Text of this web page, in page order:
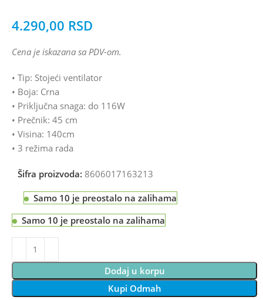
4.290,00 RSD
Cena je iskazana sa PDV-om.
• Tip: Stojeći ventilator
• Boja: Crna
• Priključna snaga: do 116W
• Prečnik: 45 cm
• Visina: 140cm
• 3 režima rada
Šifra proizvoda:8606017163213
Samo 10 je preostalo na zalihama
Samo 10 je preostalo na zalihama
Dodaj u korpu
Kupi Odmah